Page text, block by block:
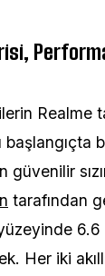
Realme
tarafından
Her iki